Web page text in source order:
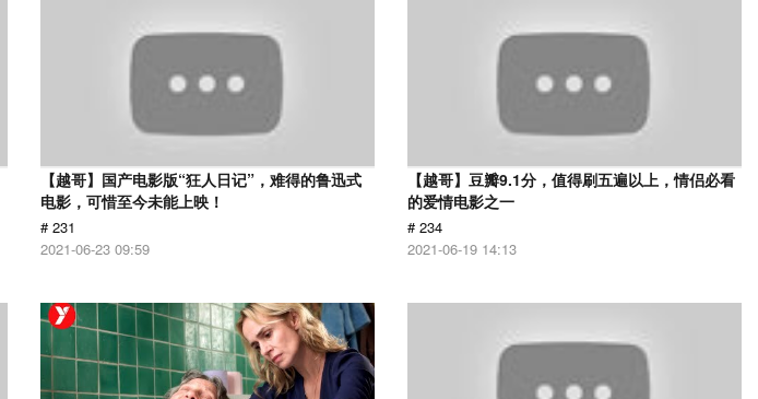
【越哥】国产电影版“狂人日记”，难得的鲁迅式
电影，可惜至今未能上映！
# 231
2021-06-23 09:59
【越哥】豆瓣9.1分，值得刷五遍以上，情侣必看
的爱情电影之一
# 234
2021-06-19 14:13